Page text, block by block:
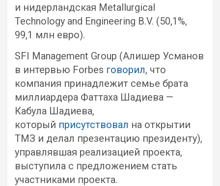
и нидерландская Metallurgical
Technology and Engineering B.V. (50,1%,
99,1 млн евро).
SFI Management Group (Алишер Усманов
в интервью Forbes говорил, что
компания принадлежит семье брата
миллиардера Фаттаха Шадиева —
Кабула Шадиева,
который присутствовал на открытии
ТМЗ и делал презентацию президенту),
управлявшая реализацией проекта,
выступила с предложением стать
участниками проекта.